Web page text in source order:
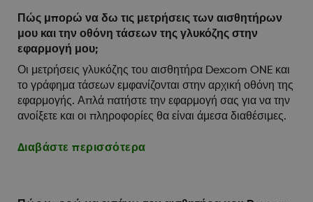
Πώς μπορώ να δω τις μετρήσεις των αισθητήρων
μου και την οθόνη τάσεων της γλυκόζης στην
εφαρμογή μου;
Οι μετρήσεις γλυκόζης του αισθητήρα Dexcom ONE και
το γράφημα τάσεων εμφανίζονται στην αρχική οθόνη της
εφαρμογής. Απλά πατήστε την εφαρμογή σας για να την
ανοίξετε και οι πληροφορίες θα είναι άμεσα διαθέσιμες.
Διαβάστε περισσότερα